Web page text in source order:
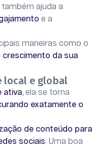
ajuda a
e a
maneiras como o
crescimento da sua
local e global
ativa, ela se torna
exatamente o
de conteúdo para
sociais. Uma boa